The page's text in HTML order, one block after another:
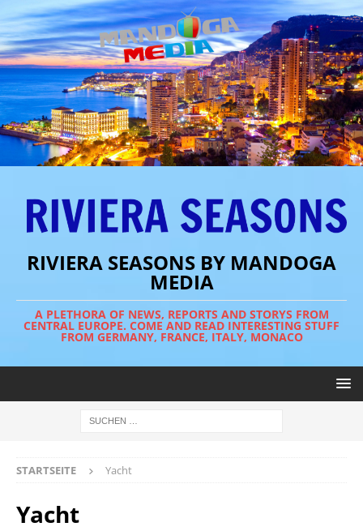
RIVIERA SEASONS BY MANDOGA
MEDIA
A PLETHORA OF NEWS, REPORTS AND STORYS FROM
CENTRAL EUROPE. COME AND READ INTERESTING STUFF
FROM GERMANY, FRANCE, ITALY, MONACO
STARTSEITE Yacht
Yacht